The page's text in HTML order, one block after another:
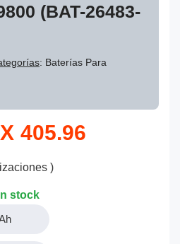
(BAT-26483-
: Baterías Para
405.96
)
stock